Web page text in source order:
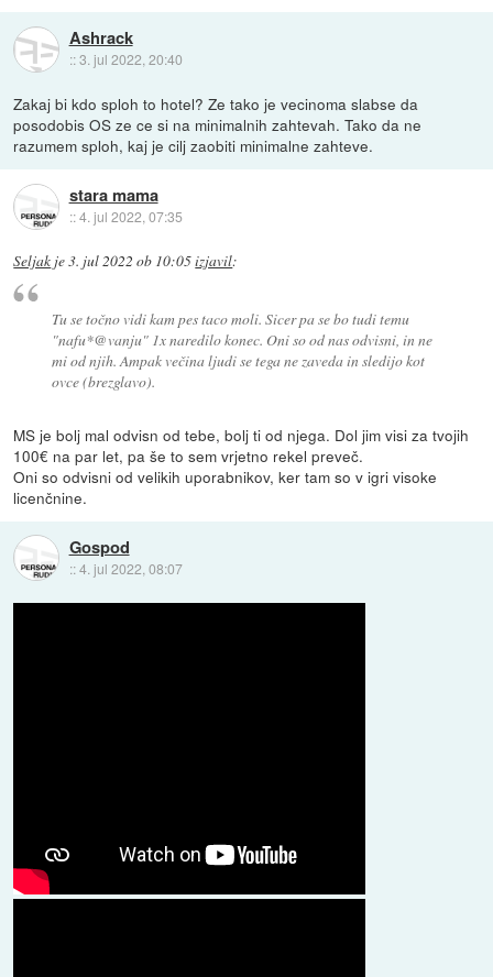
Ashrack
::3. jul 2022, 20:40
Zakaj bi kdo sploh to hotel? Ze tako je vecinoma slabse da
posodobis OS ze ce si na minimalnih zahtevah. Tako da ne
razumem sploh, kaj je cilj zaobiti minimalne zahteve.
stara mama
::4. jul 2022, 07:35
Seljak je3. jul 2022 ob 10:05izjavil:
Tu se točno vidi kam pes taco moli. Sicer pa se bo tudi temu
"nafu*@vanju" 1x naredilo konec. Oni so od nas odvisni, in ne
mi od njih. Ampak večina ljudi se tega ne zaveda in sledijo kot
ovce (brezglavo).
MS je bolj mal odvisn od tebe, bolj ti od njega. Dol jim visi za tvojih
100€ na par let, pa še to sem vrjetno rekel preveč.
Oni so odvisni od velikih uporabnikov, ker tam so v igri visoke
licenčnine.
Gospod
::4. jul 2022, 08:07